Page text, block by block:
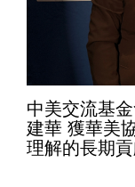
中美交流基
建華 獲華美
理解的長期